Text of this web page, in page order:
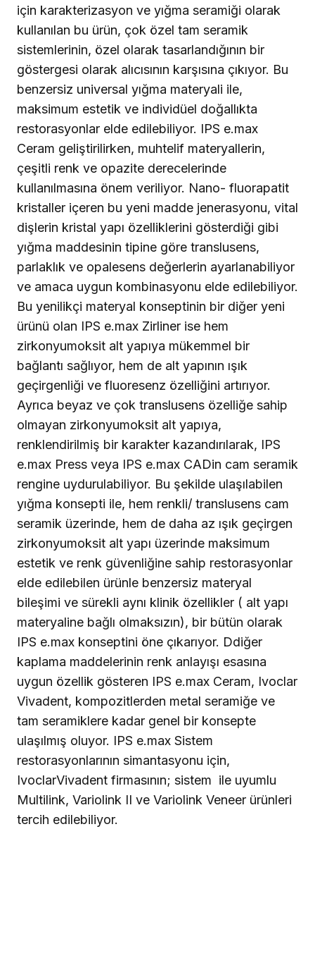
için karakterizasyon ve yığma seramiği olarak
kullanılan bu ürün, çok özel tam seramik
sistemlerinin, özel olarak tasarlandığının bir
göstergesi olarak alıcısının karşısına çıkıyor. Bu
benzersiz universal yığma materyali ile,
maksimum estetik ve individüel doğallıkta
restorasyonlar elde edilebiliyor. IPS e.max
Ceram geliştirilirken, muhtelif materyallerin,
çeşitli renk ve opazite derecelerinde
kullanılmasına önem veriliyor. Nano- fluorapatit
kristaller içeren bu yeni madde jenerasyonu, vital
dişlerin kristal yapı özelliklerini gösterdiği gibi
yığma maddesinin tipine göre translusens,
parlaklık ve opalesens değerlerin ayarlanabiliyor
ve amaca uygun kombinasyonu elde edilebiliyor.
Bu yenilikçi materyal konseptinin bir diğer yeni
ürünü olan IPS e.max Zirliner ise hem
zirkonyumoksit alt yapıya mükemmel bir
bağlantı sağlıyor, hem de alt yapının ışık
geçirgenliği ve fluoresenz özelliğini artırıyor.
Ayrıca beyaz ve çok translusens özelliğe sahip
olmayan zirkonyumoksit alt yapıya,
renklendirilmiş bir karakter kazandırılarak, IPS
e.max Press veya IPS e.max CADin cam seramik
rengine uydurulabiliyor. Bu şekilde ulaşılabilen
yığma konsepti ile, hem renkli/ translusens cam
seramik üzerinde, hem de daha az ışık geçirgen
zirkonyumoksit alt yapı üzerinde maksimum
estetik ve renk güvenliğine sahip restorasyonlar
elde edilebilen ürünle benzersiz materyal
bileşimi ve sürekli aynı klinik özellikler ( alt yapı
materyaline bağlı olmaksızın), bir bütün olarak
IPS e.max konseptini öne çıkarıyor. Ddiğer
kaplama maddelerinin renk anlayışı esasına
uygun özellik gösteren IPS e.max Ceram, Ivoclar
Vivadent, kompozitlerden metal seramiğe ve
tam seramiklere kadar genel bir konsepte
ulaşılmış oluyor. IPS e.max Sistem
restorasyonlarının simantasyonu için,
IvoclarVivadent firmasının; sistem ile uyumlu
Multilink, Variolink II ve Variolink Veneer ürünleri
tercih edilebiliyor.